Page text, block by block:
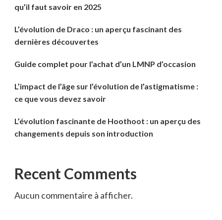
qu’il faut savoir en 2025
L’évolution de Draco : un aperçu fascinant des
dernières découvertes
Guide complet pour l’achat d’un LMNP d’occasion
L’impact de l’âge sur l’évolution de l’astigmatisme :
ce que vous devez savoir
L’évolution fascinante de Hoothoot : un aperçu des
changements depuis son introduction
Recent Comments
Aucun commentaire à afficher.